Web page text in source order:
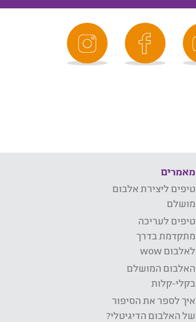
מאמרים
טיפים ליצירת אלבום
מושלם
טיפים לעריכה
מתקדמת בדרך
לאלבום wow
האלבום המושלם
בקלי-קלות
איך לספר את הסיפור
של האלבום הדיגיטלי?